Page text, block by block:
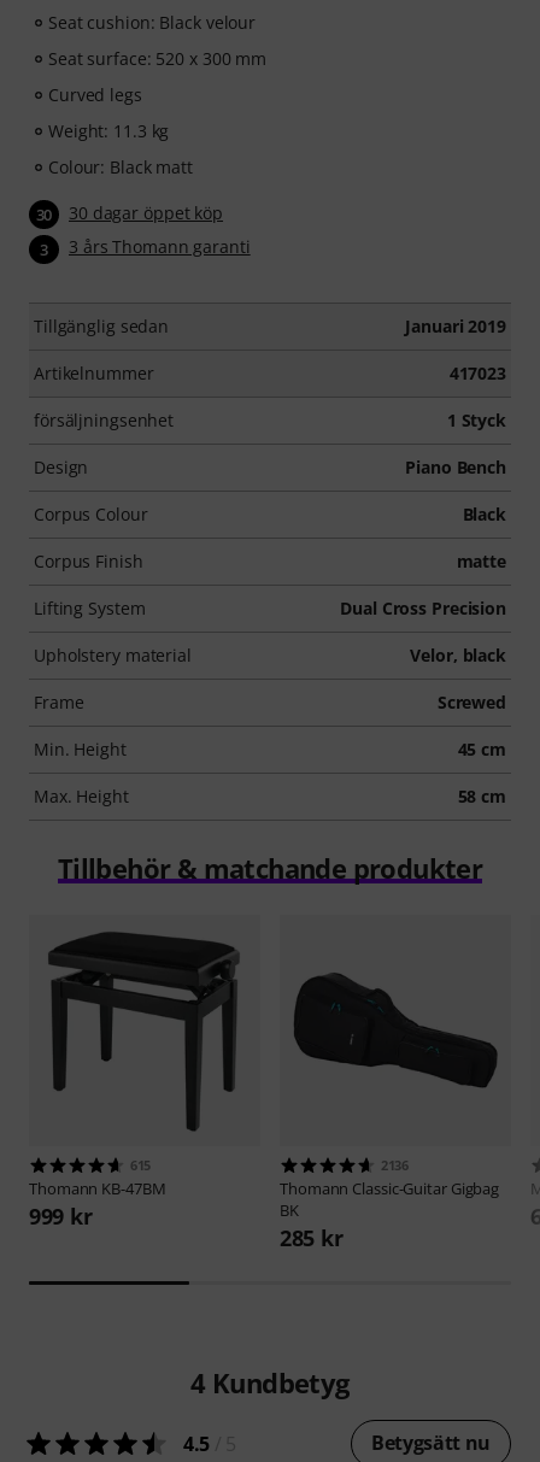
Seat cushion: Black velour
Seat surface: 520 x 300 mm
Curved legs
Weight: 11.3 kg
Colour: Black matt
30 30 dagar öppet köp
3 3 års Thomann garanti
Tillgänglig sedan Januari 2019
Artikelnummer 417023
försäljningsenhet 1 Styck
Design Piano Bench
Corpus Colour Black
Corpus Finish matte
Lifting System Dual Cross Precision
Upholstery material Velor, black
Frame Screwed
Min. Height 45 cm
Max. Height 58 cm
Tillbehör & matchande produkter
615
Thomann KB-47BM
999 kr
2136
Thomann Classic-Guitar Gigbag
BK
285 kr
4 Kundbetyg
4.5 Betygsätt nu